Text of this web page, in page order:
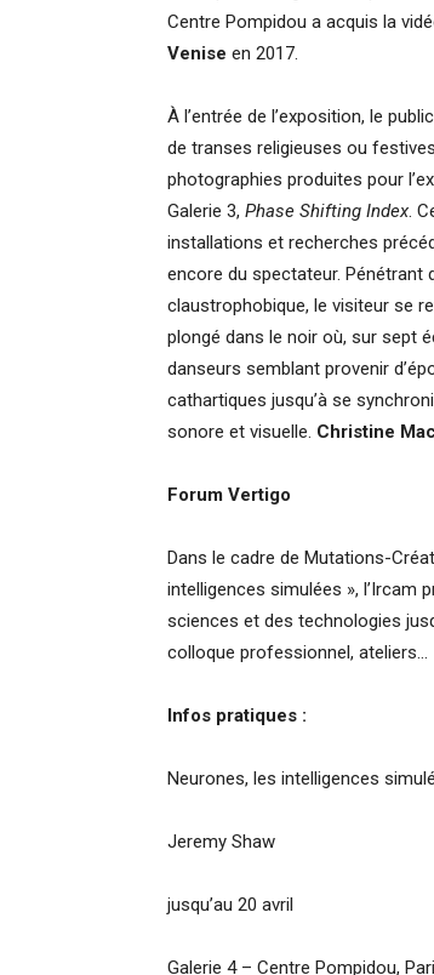
Centre Pompidou a acquis la
Venise en 2017.
À l’entrée de l’exposition, le
de transes religieuses ou
photographies produites pour
Galerie 3, Phase Shifting Index.
installations et recherches
encore du spectateur. Pénétrant
claustrophobique, le visiteur se
plongé dans le noir où, sur sept
danseurs semblant provenir
cathartiques jusqu’à se
sonore et visuelle. Christine
Forum Vertigo
Dans le cadre de Mutations-
intelligences simulées », l’Ircam
sciences et des technologies
colloque professionnel, ateliers…
Infos pratiques :
Neurones, les intelligences
Jeremy Shaw
jusqu’au 20 avril
Galerie 4 – Centre Pompidou,